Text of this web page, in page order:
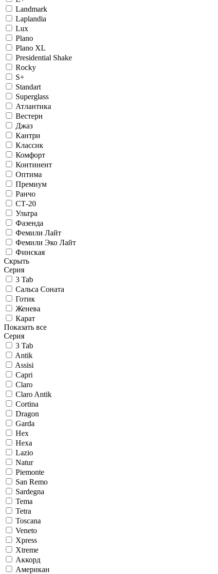
Landmark
Laplandia
Lux
Plano
Plano XL
Presidential Shake
Rocky
S+
Standart
Superglass
Атлантика
Вестерн
Джаз
Кантри
Классик
Комфорт
Континент
Оптима
Премиум
Ранчо
СТ-20
Ультра
Фазенда
Фемили Лайт
Фемили Эко Лайт
Финская
Скрыть
Серия
3 Tab
Сальса Соната
Готик
Женева
Карат
Показать все
Серия
3 Tab
Antik
Assisi
Capri
Claro
Claro Antik
Cortina
Dragon
Garda
Hex
Hexa
Lazio
Natur
Piemonte
San Remo
Sardegna
Tema
Tetra
Toscana
Veneto
Xpress
Xtreme
Аккорд
Американ